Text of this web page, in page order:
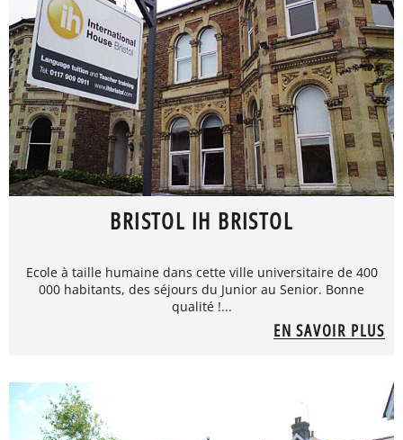
BRISTOL IH BRISTOL
Ecole à taille humaine dans cette ville universitaire de 400
000 habitants, des séjours du Junior au Senior. Bonne
qualité !...
EN SAVOIR PLUS